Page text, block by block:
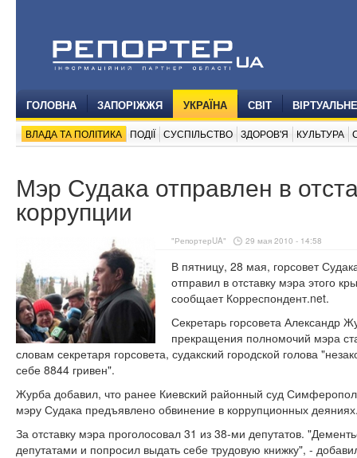
ГОЛОВНА ЗАПОРІЖЖЯ УКРАЇНА СВІТ
ВЛАДА ТА ПОЛІТИКА ПОДІЇ СУСПІЛЬСТВО ЗДОРОВ'Я КУЛЬТУРА
Мэр Судака отправлен в
коррупции
"РепортерUA" 29 мая 2010 - 14:58
В пятницу, 28 мая, горсовет
отправил в отставку мэра этого
сообщает Корреспондент.net.
Секретарь горсовета Александр
прекращения полномочий мэра
словам секретаря горсовета, судакский городской голова
себе 8844 гривен".
Журба добавил, что ранее Киевский районный суд
мэру Судака предъявлено обвинение в коррупционных
За отставку мэра проголосовал 31 из 38-ми депутатов.
депутатами и попросил выдать себе трудовую книжку", -